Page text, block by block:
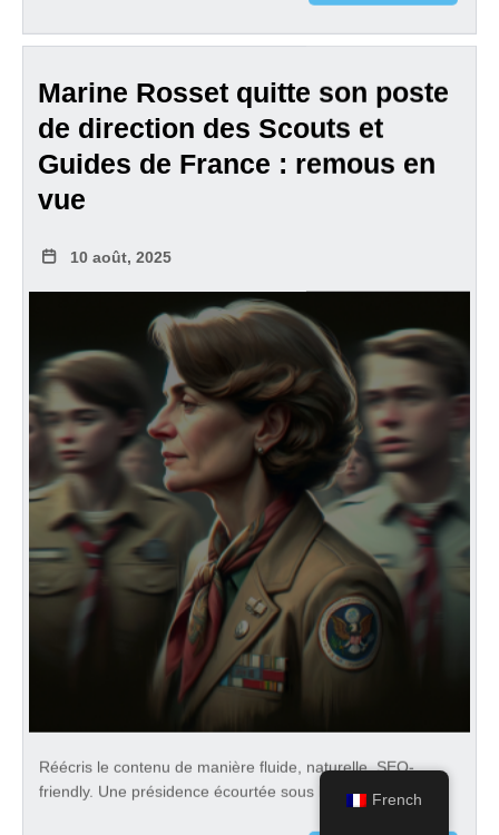
Marine Rosset quitte son poste
de direction des Scouts et
Guides de France : remous en
vue
10 août, 2025
Réécris le contenu de manière fluide, naturelle, SEO-
friendly. Une présidence écourtée sous le
French